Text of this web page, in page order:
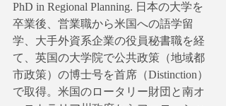
PhD in Regional Planning. 日本の大学を
卒業後、営業職から米国への語学留
学、大手外資系企業の役員秘書職を経
て、英国の大学院で公共政策（地域都
市政策）の博士号を首席（Distinction）
で取得。米国のロータリー財団と南オ